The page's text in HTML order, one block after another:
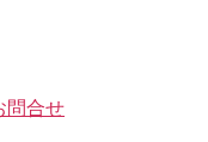
問合せ